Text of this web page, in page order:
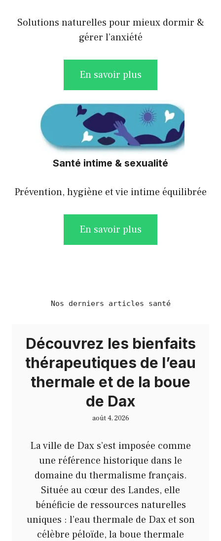
Solutions naturelles pour mieux dormir &
gérer l’anxiété
En savoir plus
Santé intime & sexualité
Prévention, hygiène et vie intime équilibrée
En savoir plus
Nos derniers articles santé
Découvrez les bienfaits
thérapeutiques de l’eau
thermale et de la boue
de Dax
août 4, 2026
La ville de Dax s’est imposée comme
une référence historique dans le
domaine du thermalisme français.
Située au cœur des Landes, elle
bénéficie de ressources naturelles
uniques : l’eau thermale de Dax et son
célèbre péloïde, la boue thermale